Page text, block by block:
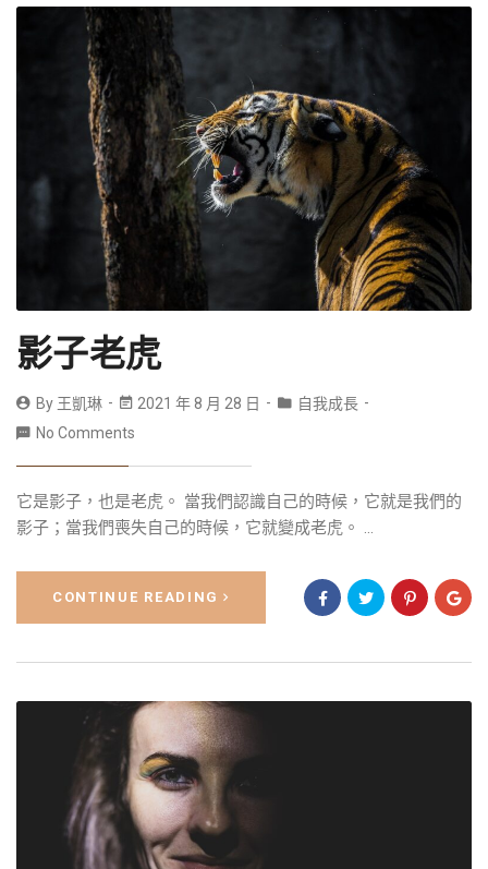
影子老虎
By 王凱琳 2021 年 8 月 28 日
自我成長
No Comments
它是影子，也是老虎。 當我們認識自己的時候，它就是我們的
影子；當我們喪失自己的時候，它就變成老虎。 ...
CONTINUE READING